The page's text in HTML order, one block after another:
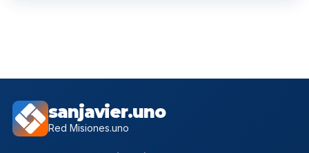
sanjavier.uno
Red Misiones.uno